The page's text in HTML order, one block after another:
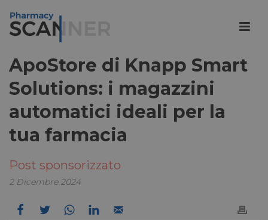
ApoStore di Knapp Smart
Solutions: i magazzini
automatici ideali per la
tua farmacia
Post sponsorizzato
2 Dicembre 2024